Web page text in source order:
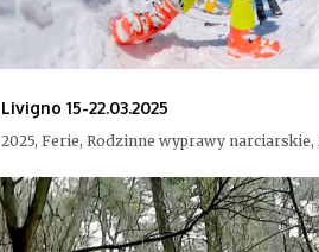
Livigno 15-22.03.2025
2025, Ferie, Rodzinne wyprawy narciarskie,